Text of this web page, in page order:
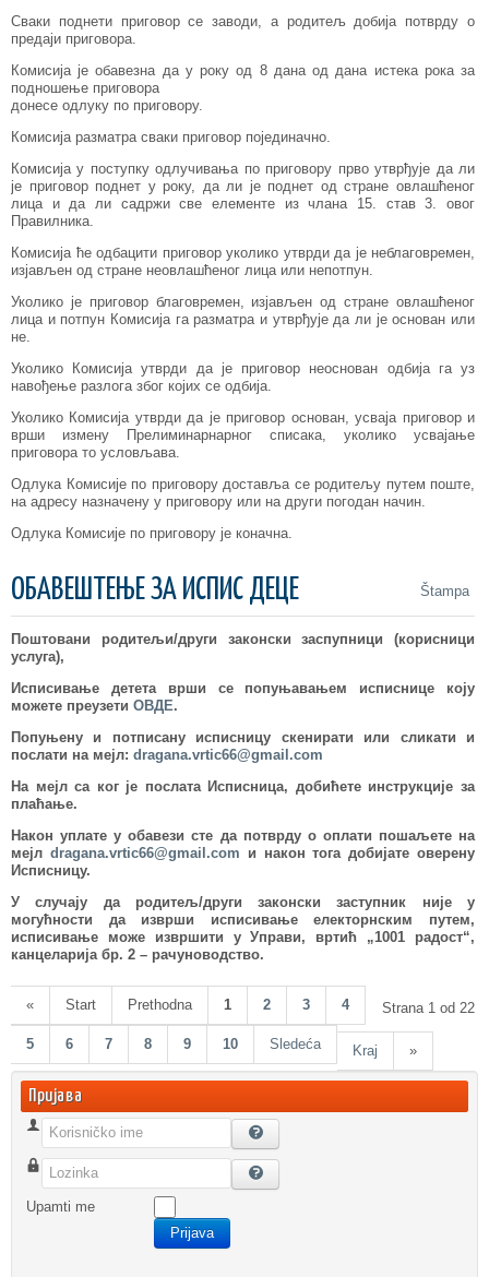
Сваки поднети приговор се заводи, а родитељ добија потврду о
предаји приговора.
Комисија је обавезна да у року од 8 дана од дана истека рока за
подношење приговора
донесе одлуку по приговору.
Комисија разматра сваки приговор појединачно.
Комисија у поступку одлучивања по приговору прво утврђује да ли
је приговор поднет у року, да ли је поднет од стране овлашћеног
лица и да ли садржи све елементе из члана 15. став 3. овог
Правилника.
Комисија ће одбацити приговор уколико утврди да је неблаговремен,
изјављен од стране неовлашћеног лица или непотпун.
Уколико је приговор благовремен, изјављен од стране овлашћеног
лица и потпун Комисија га разматра и утврђује да ли је основан или
не.
Уколико Комисија утврди да је приговор неоснован одбија га уз
навођење разлога због којих се одбија.
Уколико Комисија утврди да је приговор основан, усваја приговор и
врши измену Прелиминарнарног списака, уколико усвајање
приговора то условљава.
Одлука Комисије по приговору доставља се родитељу путем поште,
на адресу назначену у приговору или на други погодан начин.
Одлука Комисије по приговору је коначна.
ОБАВЕШТЕЊЕ ЗА ИСПИС ДЕЦЕ Štampa
Поштовани родитељи/други законски заспупници (корисници
услуга),
Исписивање детета врши се попуњавањем исписнице коју
можете преузети ОВДЕ.
Попуњену и потписану исписницу скенирати или сликати и
послати на мејл: dragana.vrtic66@gmail.com
На мејл са ког је послата Исписница, добићете инструкције за
плаћање.
Након уплате у обавези сте да потврду о оплати пошаљете на
мејл dragana.vrtic66@gmail.com и након тога добијате оверену
Исписницу.
У случају да родитељ/други законски заступник није у
могућности да изврши исписивање електорнским путем,
исписивање може извршити у Управи, вртић „1001 радост“,
канцеларија бр. 2 – рачуноводство.
Strana 1 od 22
« Start Prethodna 1 2 3 4
5 6 7 8 9 10 Sledeća Kraj »
Пријава
Korisničko ime
Lozinka
Upamti me
Prijava